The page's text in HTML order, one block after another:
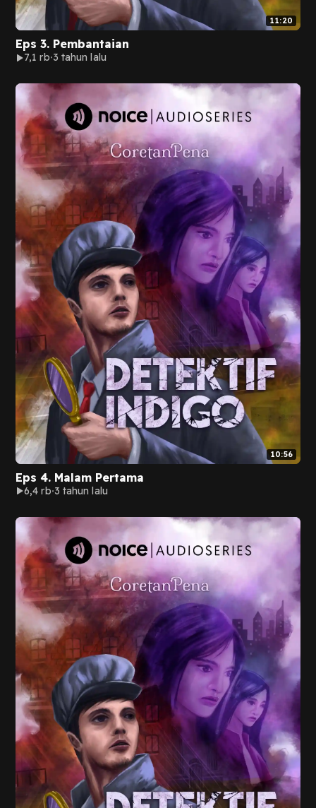
11:20
Eps 3. Pembantaian
7,1 rb 3 tahun lalu
10:56
Eps 4. Malam Pertama
6,4 rb 3 tahun lalu